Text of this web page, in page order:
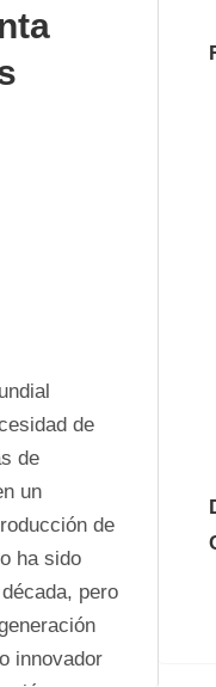
de
de
un
de
ha sido
pero
innovador